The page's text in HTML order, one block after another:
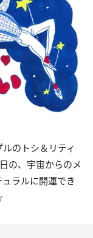
のトシ＆リティ
日の、宇宙からのメ
ラルに開運でき